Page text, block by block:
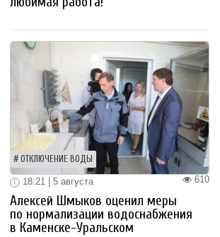
ОТКЛЮЧЕНИЕ ВОДЫ
610
18:21 | 5 августа
Алексей Шмыков оценил меры
по нормализации водоснабжения
в Каменске-Уральском